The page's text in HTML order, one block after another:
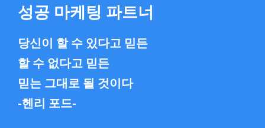
성공 마케팅 파트너
당신이 할 수 있다고 믿든
할 수 없다고 믿든
믿는 그대로 될 것이다
-헨리 포드-